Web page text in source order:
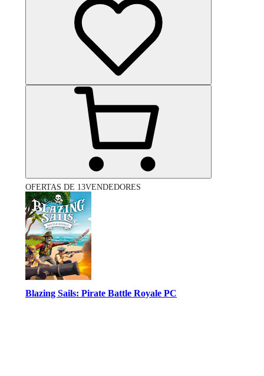
OFERTAS DE 13VENDEDORES
Blazing Sails: Pirate Battle Royale PC